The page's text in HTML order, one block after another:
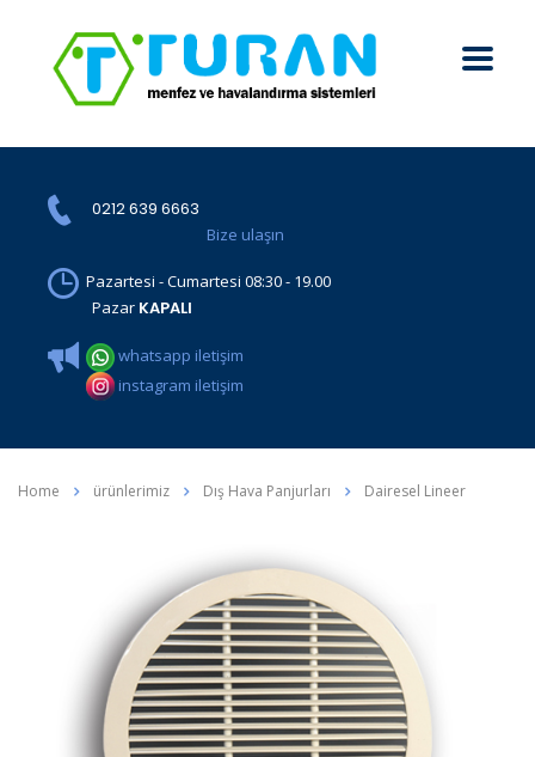
0212 639 6663
Bize ulaşın
Pazartesi - Cumartesi 08:30 - 19.00
Pazar KAPALI
whatsapp iletişim
instagram iletişim
Home ürünlerimiz Dış Hava Panjurları Dairesel Lineer